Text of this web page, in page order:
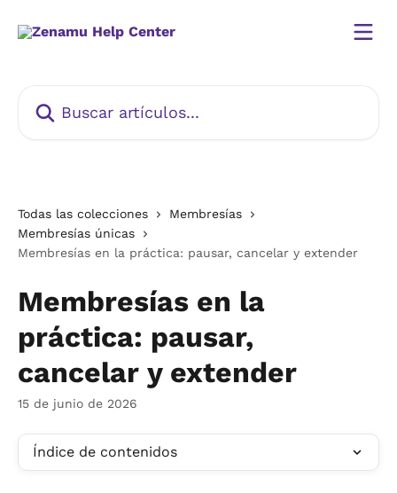
Todas las colecciones
Membresías
Membresías únicas
Membresías en la práctica: pausar, cancelar y extender
Membresías en la
práctica: pausar,
cancelar y extender
15 de junio de 2026
Índice de contenidos